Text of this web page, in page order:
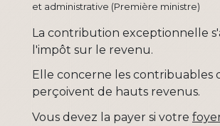
et administrative (Première ministre)
La contribution exceptionnelle
l'impôt sur le revenu.
Elle concerne les contribuables
perçoivent de hauts revenus.
Vous devez la payer si votre